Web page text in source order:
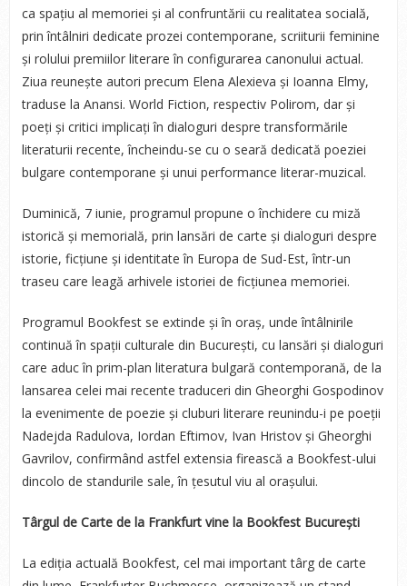
ca spațiu al memoriei și al confruntării cu realitatea socială,
prin întâlniri dedicate prozei contemporane, scriiturii feminine
și rolului premiilor literare în configurarea canonului actual.
Ziua reunește autori precum Elena Alexieva și Ioanna Elmy,
traduse la Anansi. World Fiction, respectiv Polirom, dar și
poeți și critici implicați în dialoguri despre transformările
literaturii recente, încheindu-se cu o seară dedicată poeziei
bulgare contemporane și unui performance literar-muzical.
Duminică, 7 iunie, programul propune o închidere cu miză
istorică și memorială, prin lansări de carte și dialoguri despre
istorie, ficțiune și identitate în Europa de Sud-Est, într-un
traseu care leagă arhivele istoriei de ficțiunea memoriei.
Programul Bookfest se extinde și în oraș, unde întâlnirile
continuă în spații culturale din București, cu lansări și dialoguri
care aduc în prim-plan literatura bulgară contemporană, de la
lansarea celei mai recente traduceri din Gheorghi Gospodinov
la evenimente de poezie și cluburi literare reunindu-i pe poeții
Nadejda Radulova, Iordan Eftimov, Ivan Hristov și Gheorghi
Gavrilov, confirmând astfel extensia firească a Bookfest-ului
dincolo de standurile sale, în țesutul viu al orașului.
Târgul de Carte de la Frankfurt vine la Bookfest București
La ediția actuală Bookfest, cel mai important târg de carte